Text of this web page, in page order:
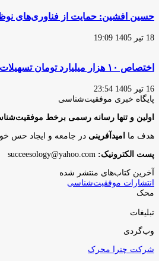
حسین افشین: حمایت از فناوری‌های
18 تیر 1405 19:09
اختصاص ۱۰ هزار میلیارد تومان تسهیلات برای «نوآوری بار اول»
16 تیر 1405 23:54
پایگاه‌ خبری موفقیت‌شناسی
اولین و تنها رسانه رسمی برخط
هدف ما امیدآفرینی در جامعه و ایجاد حس
پست الکترونیک:
آخرین کتاب‌های منتشر شده
انتشارات موفقیت‌شناسی
محک
تبلیغات
وب‌گردی
شرکت چترا محرک